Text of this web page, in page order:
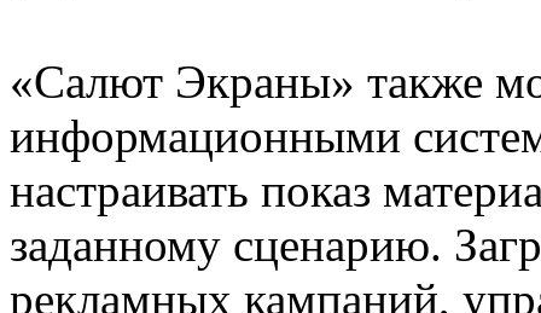
«Салют Экраны» также
информационными
настраивать показ
заданному сценарию.
рекламных кампаний,